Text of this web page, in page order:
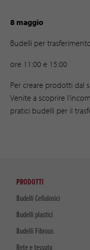
8 maggio
Budelli per
ore 11:00 e 15:00
Per creare prodotti dal
Venite a scoprire
pratici budelli per il
PRODOTTI
Budelli Cellulosici
Budelli plastici
Budelli Fibrous
Rete e tessuto